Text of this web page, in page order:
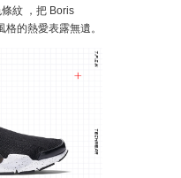
紋 ，把 Boris
的熱愛表露無遺。